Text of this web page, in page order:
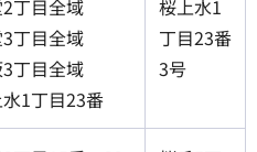
丁目全域
丁目全域
丁目全域
1丁目23番
桜上水1
丁目23番
3号